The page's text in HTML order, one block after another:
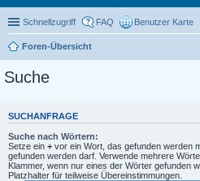
Schnellzugriff FAQ Benutzer Karte
Foren-Übersicht
Suche
SUCHANFRAGE
Suche nach Wörtern:
Setze ein + vor ein Wort, das gefunden werden
gefunden werden darf. Verwende mehrere
Klammer, wenn nur eines der Wörter gefunden
Platzhalter für teilweise Übereinstimmungen.